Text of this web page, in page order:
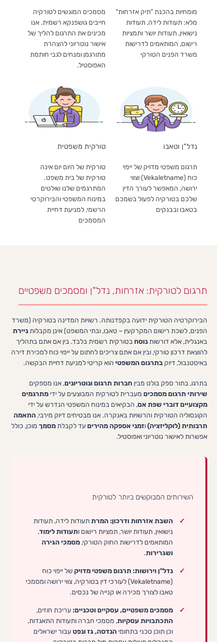
מומחיות בהכנת "תיק אזרחות"
מלא: תעודות לידה, תעודות
נישואין, תעודות יושר ותמציות
רישום, המותאמים לדרישות
משרד הפנים הטורקי
מסמכים המוגשים לטורקיה
חייבים גושפנקא רשמית. אנו
מכינים את התרגום להליך של
אישור נוטריוני להצהרת
מתורגמן ומנחים לגבי חותמת
האפוסטיל.
נדל"ן וטאבו
תרגום משפטי מדויק של ייפוי
כוח (Vekaletname) וצווי
ירושה, המאפשר לעורך הדין
שלכם בטורקיה לפעול בשמכם
בטאבו ובבנקים
טורקית משפטית
טורקית של היום יום אינה
טורקית של בית משפט.
המתרגמים שלנו שולטים
במינוח המשפטי והבירוקרטי
הרשמי, למניעת דחיית
המסמכים
תרגום לטורקית: אזרחות, נדל"ן ומסמכים משפטיים
הבירוקרטיה הטורקית ידועה בקפדנותה. רשויות המדינה בטורקיה (משרד
הפנים, לשכת רישום המקרקעין – טאבו, ובתי המשפט) אינן מקבלותניירת
באנגלית, אלא דורשותנוסחבטורקית רשמית בלבד. בין אם אתם בתהליך
להוצאת דרכון טורקי, ובין אם אתם צריכים לחתום על ייפוי כוח למכירת דירה
באיסטנבול, דיוק בתרגום המשפטי הוא קריטי למניעת דחיית הבקשה.
בתרגו, בתור ספק בולט מבין חברות תרגום ונוטריונים, אנו מספקים
שירותי תרגום מסמכים מעברית לטורקית המבוצעים על ידי מתרגמים
מקצועיים דוברי שפת אם, הבקיאים במינוח המשפטי הנדרש על ידי
הקונסוליה הטורקית והרשויות באנקרה. אנו מבטיחים דיוק מירבי, התאמה
תרבותית (לוקליזציה)וזמני אספקה מהירים עד לקבלתמסמך מוכן, כולל
אפשרות לאישור נוטריוני ואפוסטיל.
השירותים המבוקשים ביותר לטורקית
השבת אזרחות ודרכון:המרתתעודות לידה, תעודות
נישואין, תעודות יושר, תמציות רישום ותעודות לימוד,
המותאמים לדרישות החוק הטורקי, מסמכי הגירה
ושגרירות.
נדל"ן וירושות:תרגום משפטי מדויק של ייפוי כוח
(Vekaletname) לעורכי דין בטורקיה, צווי ירושה ומסמכי
טאבו לצורך מכירה או קנייה של נכסים.
מסמכים משפטיים, עסקיים וטכניים: עריכת חוזים,
התכתבויות עסקיות, מסמכי חברה ותעודות התאגדות,
וכן תוכן טכני בתחומי הנדסה, גז ונפט עבור ישראלים